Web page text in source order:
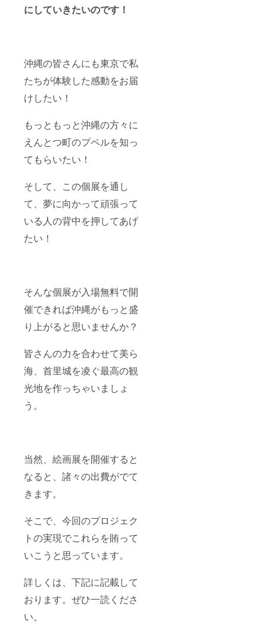
にしていきたいのです！
沖縄の皆さんにも東京で私
たちが体験した感動をお届
けしたい！
もっともっと沖縄の方々に
えんとつ町のプペルを知っ
てもらいたい！
そして、この個展を通し
て、夢に向かって頑張って
いる人の背中を押してあげ
たい！
そんな個展が入場無料で開
催できれば沖縄がもっと盛
り上がると思いませんか？
皆さんの力を合わせて美ら
海、首里城を凌ぐ最高の観
光地を作っちゃいましょ
う。
当然、絵画展を開催すると
なると、諸々の出費がでて
きます。
そこで、今回のプロジェク
トの実現でこれらを賄って
いこうと思っています。
詳しくは、下記に記載して
おります。ぜひ一読くださ
い。